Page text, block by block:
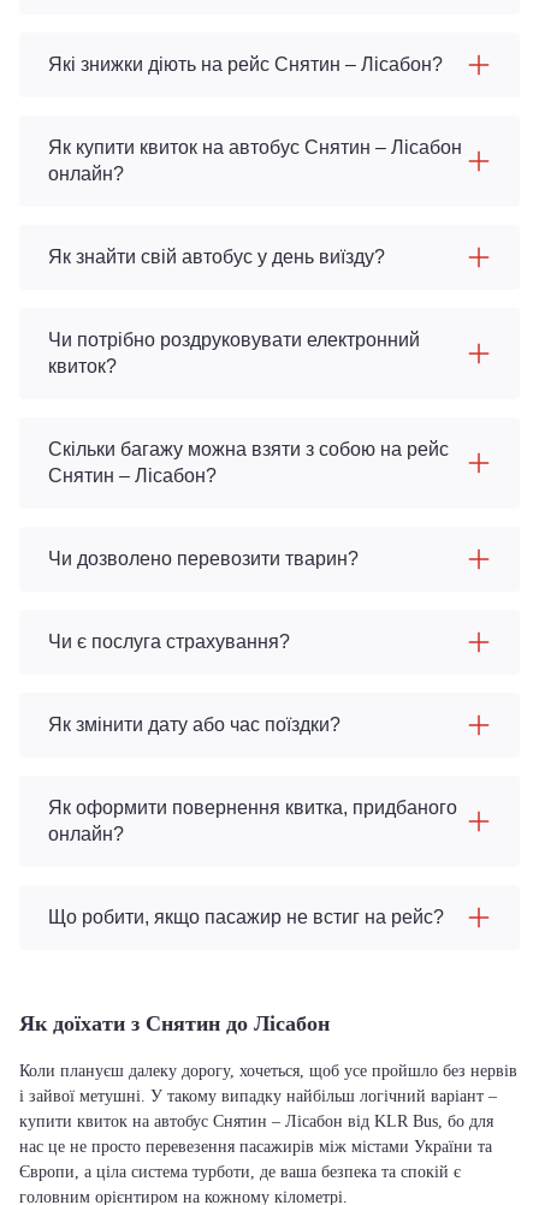
Які знижки діють на рейс Снятин – Лісабон?
Як купити квиток на автобус Снятин – Лісабон
онлайн?
Як знайти свій автобус у день виїзду?
Чи потрібно роздруковувати електронний
квиток?
Скільки багажу можна взяти з собою на рейс
Снятин – Лісабон?
Чи дозволено перевозити тварин?
Чи є послуга страхування?
Як змінити дату або час поїздки?
Як оформити повернення квитка, придбаного
онлайн?
Що робити, якщо пасажир не встиг на рейс?
Як доїхати з Снятин до Лісабон
Коли плануєш далеку дорогу, хочеться, щоб усе пройшло без нервів
і зайвої метушні. У такому випадку найбільш логічний варіант –
купити квиток на автобус Снятин – Лісабон від KLR Bus, бо для
нас це не просто перевезення пасажирів між містами України та
Європи, а ціла система турботи, де ваша безпека та спокій є
головним орієнтиром на кожному кілометрі.